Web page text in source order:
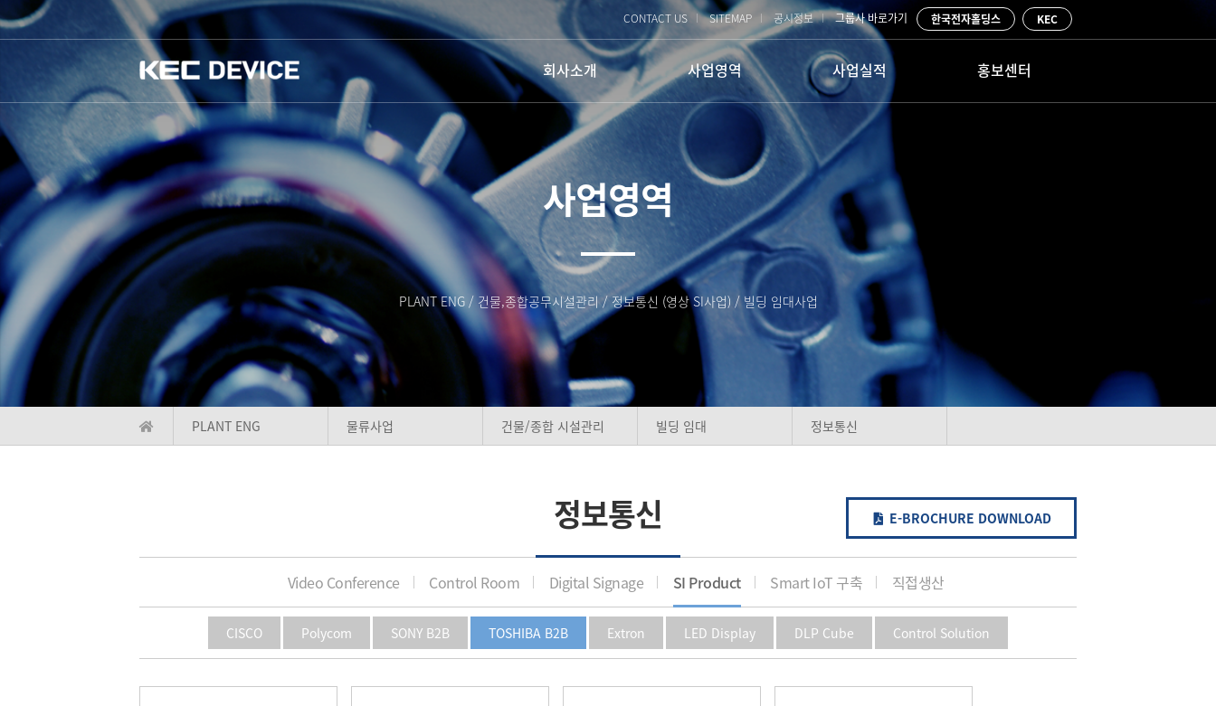
회사소개
회사개요
회사연혁
조직구성
인증 및 기술보유
찾아오시는 길
사업영역
PLANT ENG
건물/종합 시설관리
정보통신
물류사업
물류사업
빌딩 임대
사업실적
ENG사업
PLANT ENG
건물/종합 시설관리
정보통신
물류사업
홍보센터
CONTACT US SITEMAP 공시정보 그룹사 바로가기 한국전자홀딩스 KEC
사업영역
PLANT ENG / 건물,종합공무시설관리 / 정보통신 (영상 SI사업) / 빌딩 임대사업
PLANT ENG 물류사업 건물/종합 시설관리 빌딩 임대 정보통신
정보통신 E-BROCHURE DOWNLOAD
Video Conference Control Room Digital Signage SI Product Smart IoT 구축 직접생산
CISCO Polycom SONY B2B TOSHIBA B2B Extron LED Display DLP Cube Control Solution